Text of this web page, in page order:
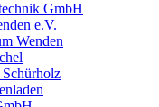
GmbH
e.V.
Wenden